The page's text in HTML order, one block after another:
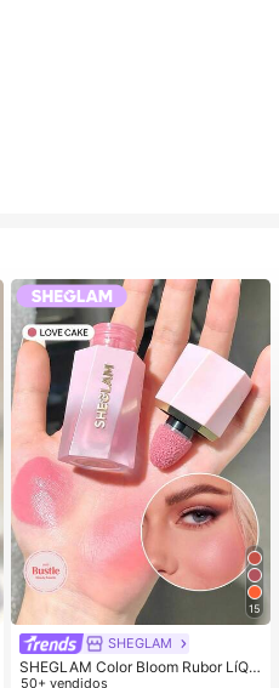
15
SHEGLAM
SHEGLAM Color Bloom Rubor LíQui
do Acabado Mate-Love Cake Color
50+ vendidos